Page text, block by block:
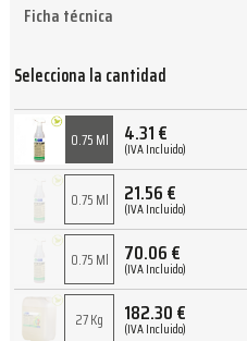
Selecciona la cantidad
0.75 Ml 4.31€
(IVA Incluido)
0.75 Ml 21.56€
(IVA Incluido)
0.75 Ml 70.06€
(IVA Incluido)
27 Kg 182.30€
(IVA Incluido)
Ficha técnica